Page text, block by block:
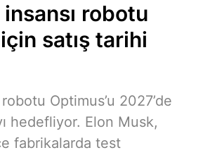
insansı robotu
satış tarihi
Optimus’u 2027’de
hedefliyor. Elon Musk,
fabrikalarda test